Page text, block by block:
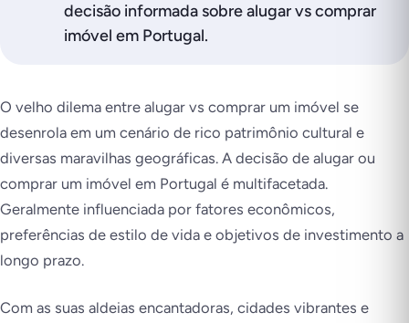
decisão informada sobre alugar vs comprar
imóvel em Portugal.
O velho dilema entre alugar vs comprar um imóvel se
desenrola em um cenário de rico patrimônio cultural e
diversas maravilhas geográficas. A decisão de alugar ou
comprar um imóvel em Portugal é multifacetada.
Geralmente influenciada por fatores econômicos,
preferências de estilo de vida e objetivos de investimento a
longo prazo.
Com as suas aldeias encantadoras, cidades vibrantes e